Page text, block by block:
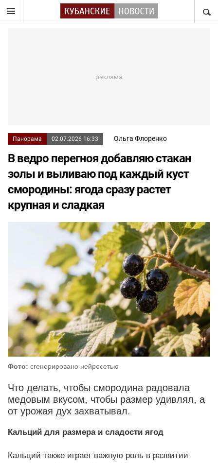
Панорама 02.07.2026 16:33 Ольга Флоренко
В ведро перегноя добавляю стакан
золы и выливаю под каждый куст
смородины: ягода сразу растет
крупная и сладкая
Фото: сгенерировано нейросетью
Что делать, чтобы смородина радовала
медовым вкусом, чтобы размер удивлял, а
от урожая дух захватывал.
Кальций для размера и сладости ягод
Кальций также играет важную роль в развитии